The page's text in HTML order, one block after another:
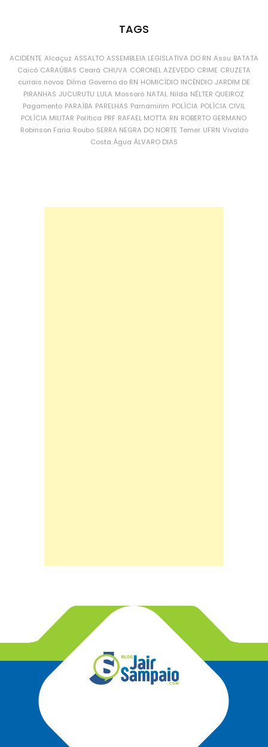
TAGS
ACIDENTE Alcaçuz ASSALTO ASSEMBLEIA LEGISLATIVA DO RN Assu BATATA
Caicó CARAÚBAS Ceará CHUVA CORONEL AZEVEDO CRIME CRUZETA
currais novos Dilma Governo do RN HOMICÍDIO INCÊNDIO JARDIM DE
PIRANHAS JUCURUTU LULA Mossoró NATAL Nilda NÉLTER QUEIROZ
Pagamento PARAÍBA PARELHAS Parnamirim POLÍCIA POLÍCIA CIVIL
POLÍCIA MILITAR Política PRF RAFAEL MOTTA RN ROBERTO GERMANO
Robinson Faria Roubo SERRA NEGRA DO NORTE Temer UFRN Vivaldo
Costa Água ÁLVARO DIAS